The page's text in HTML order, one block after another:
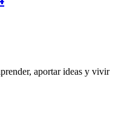
aportar ideas y vivir